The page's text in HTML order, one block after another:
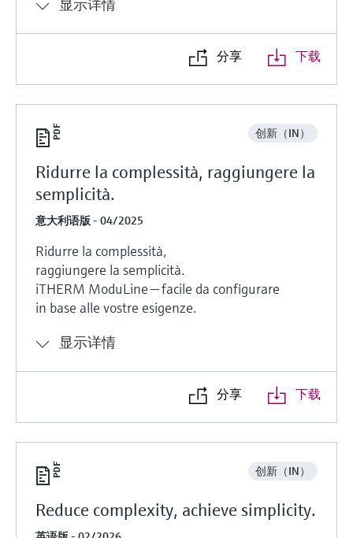
显示详情
分享 下载
创新（IN）
Ridurre la complessità, raggiungere la
semplicità.
意大利语版 - 04/2025
Ridurre la complessità,
raggiungere la semplicità.
iTHERM ModuLine — facile da configurare
in base alle vostre esigenze.
显示详情
分享 下载
创新（IN）
Reduce complexity, achieve simplicity.